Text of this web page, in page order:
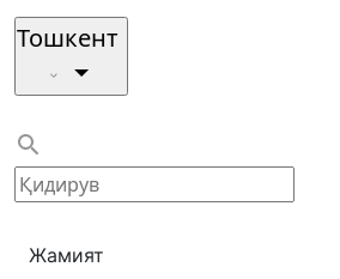
Тошкент
Жамият